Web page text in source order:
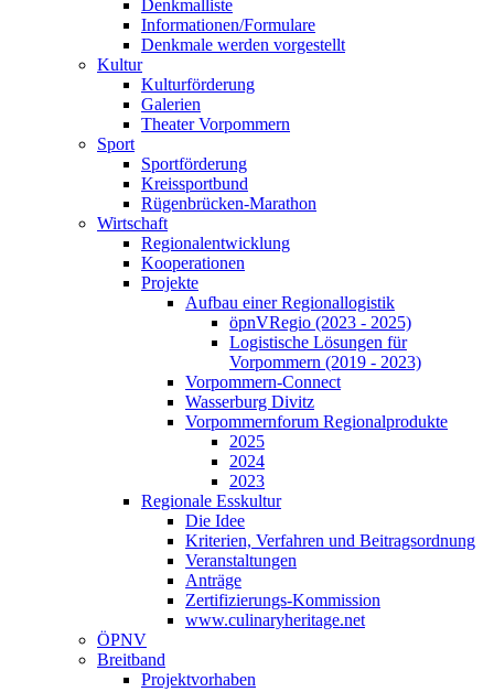
Denkmalliste
Informationen/Formulare
Denkmale werden vorgestellt
Kultur
Kulturförderung
Galerien
Theater Vorpommern
Sport
Sportförderung
Kreissportbund
Rügenbrücken-Marathon
Wirtschaft
Regionalentwicklung
Kooperationen
Projekte
Aufbau einer Regionallogistik
öpnVRegio (2023 - 2025)
Logistische Lösungen­ für
Vorpommern (2019 - 2023)
Vorpommern-Connect
Wasserburg Divitz
Vorpommernforum Regionalprodukte
2025
2024
2023
Regionale Esskultur
Die Idee
Kriterien, Verfahren und Beitragsordnung
Veranstaltungen
Anträge
Zertifizierungs-Kommission
www.culinaryheritage.net
ÖPNV
Breitband
Projektvorhaben